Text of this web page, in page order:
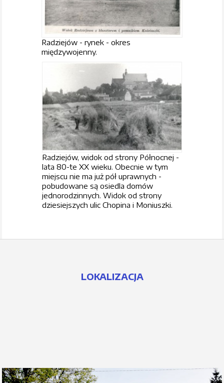
Radziejów - rynek - okres
międzywojenny.
Radziejów, widok od strony Północnej -
lata 80-te XX wieku. Obecnie w tym
miejscu nie ma już pół uprawnych -
pobudowane są osiedla domów
jednorodzinnych. Widok od strony
dziesiejszych ulic Chopina i Moniuszki.
LOKALIZACJA